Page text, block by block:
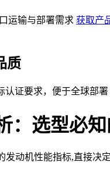
运输与部署需求 获取产
质
认证要求，便于全球部署
：选型必
动机性能指标,直接